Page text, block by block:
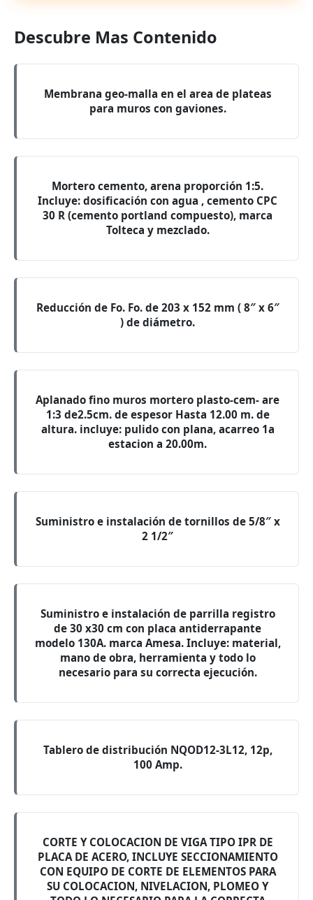
Descubre Mas Contenido
Membrana geo-malla en el area de plateas
para muros con gaviones.
Mortero cemento, arena proporción 1:5.
Incluye: dosificación con agua , cemento CPC
30 R (cemento portland compuesto), marca
Tolteca y mezclado.
Reducción de Fo. Fo. de 203 x 152 mm ( 8″ x 6″
) de diámetro.
Aplanado fino muros mortero plasto-cem- are
1:3 de2.5cm. de espesor Hasta 12.00 m. de
altura. incluye: pulido con plana, acarreo 1a
estacion a 20.00m.
Suministro e instalación de tornillos de 5/8″ x
2 1/2″
Suministro e instalación de parrilla registro
de 30 x30 cm con placa antiderrapante
modelo 130A. marca Amesa. Incluye: material,
mano de obra, herramienta y todo lo
necesario para su correcta ejecución.
Tablero de distribución NQOD12-3L12, 12p,
100 Amp.
CORTE Y COLOCACION DE VIGA TIPO IPR DE
PLACA DE ACERO, INCLUYE SECCIONAMIENTO
CON EQUIPO DE CORTE DE ELEMENTOS PARA
SU COLOCACION, NIVELACION, PLOMEO Y